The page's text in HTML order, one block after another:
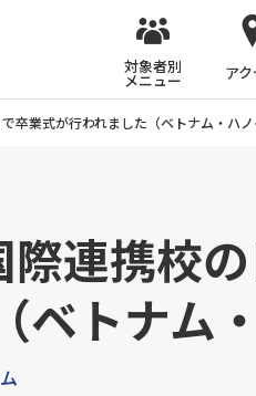
対象者別
メニュー ア
卒業式が行われました（ベトナム・ハノ
連携校
トナム